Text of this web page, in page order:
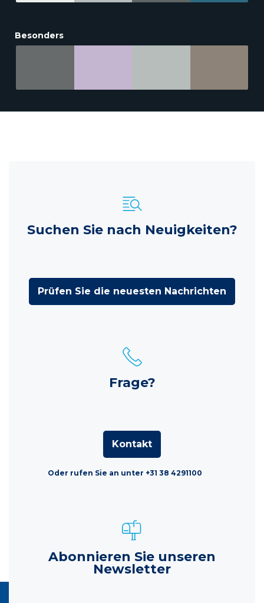
Besonders
Suchen Sie nach Neuigkeiten?
Prüfen Sie die neuesten Nachrichten
Frage?
Kontakt
Oder rufen Sie an unter +31 38 4291100
Abonnieren Sie unseren
Newsletter